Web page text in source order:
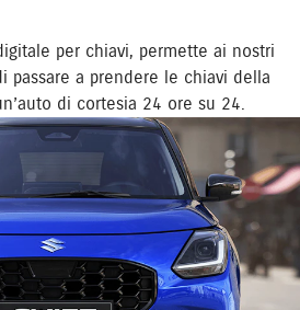
per chiavi, permette ai nostri
passare a prendere le chiavi della
di cortesia 24 ore su 24.